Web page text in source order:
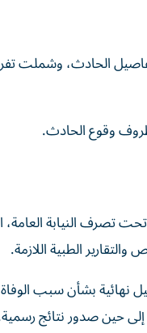
الحادث، وشملت
وقوع الحادث.
تصرف النيابة
الطبية اللازمة.
نهائية بشأن سبب
حين صدور نتائج